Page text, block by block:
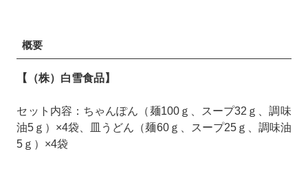
概要
【（株）白雪食品】
セット内容：ちゃんぽん（麺100ｇ、スープ32ｇ、調味
油5ｇ）×4袋、皿うどん（麺60ｇ、スープ25ｇ、調味油
5ｇ）×4袋